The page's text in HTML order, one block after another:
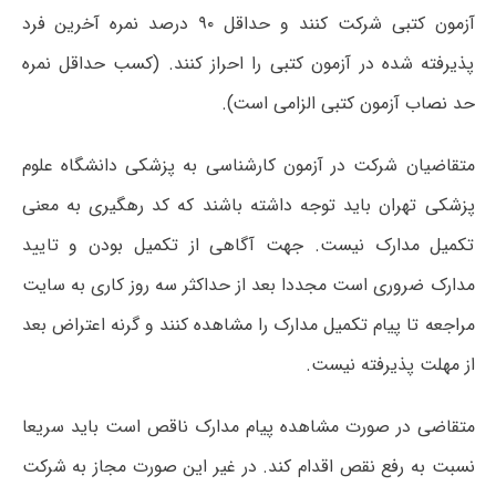
آزمون کتبی شرکت کنند و حداقل ۹۰ درصد نمره آخرین فرد
پذیرفته شده در آزمون کتبی را احراز کنند. (کسب حداقل نمره
حد نصاب آزمون کتبی الزامی است).
متقاضیان شرکت در آزمون کارشناسی به پزشکی دانشگاه علوم
پزشکی تهران باید توجه داشته باشند که کد رهگیری به معنی
تکمیل مدارک نیست. جهت آگاهی از تکمیل بودن و تایید
مدارک ضروری است مجددا بعد از حداکثر سه روز کاری به سایت
مراجعه تا پیام تکمیل مدارک را مشاهده کنند و گرنه اعتراض بعد
از مهلت پذیرفته نیست.
متقاضی در صورت مشاهده پیام مدارک ناقص است باید سریعا
نسبت به رفع نقص اقدام کند. در غیر این صورت مجاز به شرکت